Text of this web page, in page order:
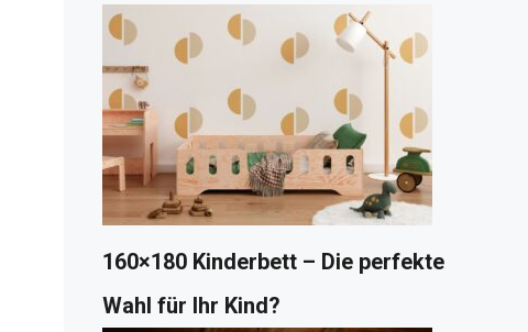
160×180 Kinderbett – Die perfekte
Wahl für Ihr Kind?